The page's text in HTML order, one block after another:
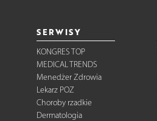
SERWISY
KONGRES TOP
MEDICAL TRENDS
Menedżer Zdrowia
Lekarz POZ
Choroby rzadkie
Dermatologia